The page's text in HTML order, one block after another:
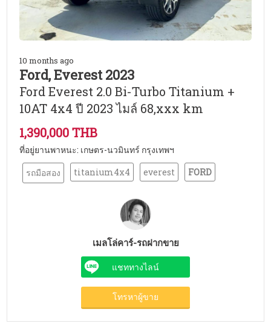
10 months ago
Ford, Everest 2023
Ford Everest 2.0 Bi-Turbo Titanium +
10AT 4x4 ปี 2023 ไมล์ 68,xxx km
1,390,000 THB
ที่อยู่ยานพาหนะ: เกษตร-นวมินทร์ กรุงเทพฯ
รถมือสอง
titanium4x4 everest FORD
เมลโล่คาร์-รถฝากขาย
แชททางไลน์
โทรหาผู้ขาย